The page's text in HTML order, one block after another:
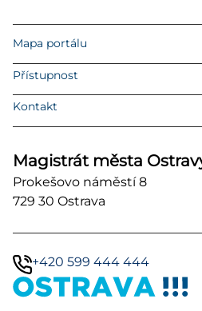
Mapa portálu
Přístupnost
Kontakt
Magistrát města
Prokešovo náměstí 8
729 30 Ostrava
+420 599 444 444